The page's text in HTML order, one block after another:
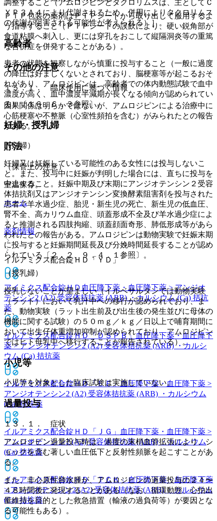
ＰＴＰ包装の薬剤はＰＴＰシートから取り出して服用するよ
う指導すること（ＰＴＰシートの誤飲により、硬い鋭角部が
食道粘膜へ刺入し、更には穿孔をおこして縦隔洞炎等の重篤
な合併症を併発することがある）。
その他の注意
１５．１． 臨床使用に基づく情報
因果関係は明らかではないが、アムロジピンによる治療中に
心筋梗塞や不整脈（心室性頻拍を含む）がみられたとの報告
がある。
貯法
（保管上の注意）
室温保存。
ホーム
薬剤情報
イルアミクス配合錠ＨＤ「ＹＤ」
アイミクス配合錠ＨＤ 血圧降下薬・血圧降下薬 > アンジオ
テンシン2 (A2) 受容体拮抗薬 (ARB) ・カルシウム (Ca) 拮抗
薬
イルアミクス配合錠ＨＤ「ＤＳＰＢ」血圧降下薬・血圧降下
薬 > アンジオテンシン2 (A2) 受容体拮抗薬 (ARB) ・カルシ
ウム (Ca) 拮抗薬
イルアミクス配合錠ＨＤ「ＥＥ」血圧降下薬・血圧降下薬 >
アンジオテンシン2 (A2) 受容体拮抗薬 (ARB) ・カルシウム
(Ca) 拮抗薬
イルアミクス配合錠ＨＤ「ＪＧ」
血圧降下薬・血圧降下薬 >
アンジオテンシン2 (A2) 受容体拮抗薬 (ARB) ・カルシウム
(Ca) 拮抗薬
イルアミクス配合錠ＨＤ「ＴＣＫ」血圧降下薬・血圧降下薬
> アンジオテンシン2 (A2) 受容体拮抗薬 (ARB) ・カルシウム
(Ca) 拮抗薬
調整すること（アムロジピンとタクロリムスは、主としてＣ
ＹＰ３Ａ４により代謝されるため、併用によりタクロリムス
の代謝が阻害される可能性が考えられる）］。
高齢者
患者の状態を観察しながら慎重に投与すること（一般に過度
の降圧は好ましくないとされており、脳梗塞等が起こるおそ
れがあり、アムロジピンは、高齢者での体内動態試験で血中
濃度が高く、血中濃度半減期が長くなる傾向が認められてい
る）〔１６．６．３参照〕。
妊婦・授乳婦
（妊婦）
妊婦又は妊娠している可能性のある女性には投与しないこ
と。また、投与中に妊娠が判明した場合には、直ちに投与を
中止すること。妊娠中期及び末期にアンジオテンシン２受容
体拮抗剤又はアンジオテンシン変換酵素阻害剤を投与された
患者で羊水過少症、胎児・新生児の死亡、新生児の低血圧、
腎不全、高カリウム血症、頭蓋形成不全及び羊水過少症によ
ると推測される四肢拘縮、頭蓋顔面奇形、肺低形成等があら
われたとの報告がある。アムロジピンは動物実験で妊娠末期
に投与すると妊娠期間延長及び分娩時間延長することが認め
られている〔２．２、９．４．１参照〕。
（授乳婦）
授乳しないことが望ましい（イルベサルタンでは動物実験
（ラット）において乳汁中への移行が認められており、ま
た、動物実験（ラット出生前及び出生後の発生並びに母体の
機能に関する試験）の５０ｍｇ／ｋｇ／日以上で哺育期間に
おいて出生仔体重増加抑制が認められており、アムロジピン
ではヒト母乳中へ移行することが報告されている）。
小児等
小児等を対象とした臨床試験は実施していない。
過量投与
１３．１． 症状
アムロジピン過量投与時は、過度の末梢血管拡張により、シ
ョックを含む著しい血圧低下と反射性頻脈を起こすことがあ
る。
また、非心原性肺水腫が、アムロジピンの過量投与の２４〜
４８時間後に発現することがある（なお、循環動態、心拍出
量維持を目的とした救急措置（輸液の過負荷等）が要因とな
る可能性もある）。